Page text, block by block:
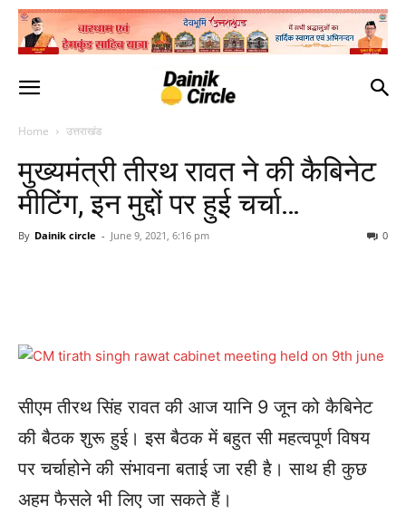
Home उत्तराखंड
मुख्यमंत्री तीरथ रावत ने की कैबिनेट
मीटिंग, इन मुद्दों पर हुई चर्चा…
By Dainik circle - June 9, 2021, 6:16 pm 0
सीएम तीरथ सिंह रावत की आज यानि 9 जून को कैबिनेट
की बैठक शुरू हुई। इस बैठक में बहुत सी महत्वपूर्ण विषय
पर चर्चाहोने की संभावना बताई जा रही है। साथ ही कुछ
अहम फैसले भी लिए जा सकते हैं।